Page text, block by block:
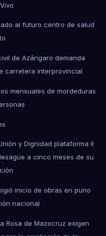
al futuro centro de salud
de Azángaro demanda
carretera interprovincial
mensuales de mordeduras
y Dignidad plataforma II
a cinco meses de su
inicio de obras en puno
nacional
Rosa de Mazocruz exigen